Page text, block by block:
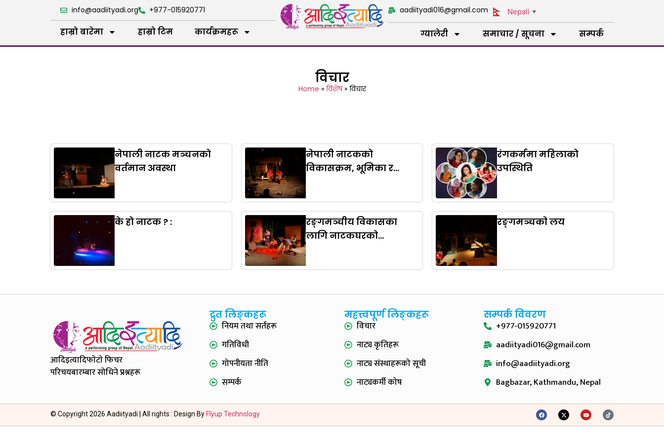
info@aadiityadi.org +977-015920771
हाम्रो बारेमा हाम्रो टिम कार्यक्रमहरू
aadiityadi016@gmail.com Nepali ▼
ग्यालेरी समाचार / सूचना सम्पर्क
विचार
Home » विशेष» विचार
नेपाली नाटक मञ्चनको
वर्तमान अवस्था
नेपाली नाटकको
विकासक्रम, भूमिका र
रंगकर्ममा महिलाको
उपस्थिति
के हो नाटक ? :
रङ्गमञ्चीय विकासका
लागि नाटकघरकाे
रङ्गमञ्चकाे लय
आदिइत्यादिफाेटाे फिचर
परिचयबारम्बार सोधिने प्रश्नहरू
द्रुत लिङ्कहरू
नियम तथा सर्तहरू
गतिविधी
गोपनीयता नीति
सम्पर्क
महत्त्वपूर्ण लिङ्कहरू
विचार
नाट्य कृतिहरू
नाट्य संस्थाहरूको सूची
नाट्यकर्मी काेष
सम्पर्क विवरण
+977-015920771
aadiityadi016@gmail.com
info@aadiityadi.org
Bagbazar, Kathmandu, Nepal
© Copyright 2026 Aadiityadi | All rights : Design By Flyup Technology